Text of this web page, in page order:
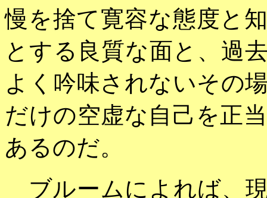
慢を捨て寛容な態度と
とする良質な面と、過
よく吟味されないその
だけの空虚な自己を正
あるのだ。
ブルームによれば、